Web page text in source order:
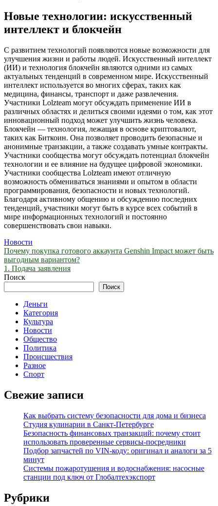
Новые технологии: искусственный
интеллект и блокчейн
С развитием технологий появляются новые возможности для
улучшения жизни и работы людей. Искусственный интеллект
(ИИ) и технология блокчейн являются одними из самых
актуальных тенденций в современном мире. Искусственный
интеллект используется во многих сферах, таких как
медицина, финансы, транспорт и даже развлечения.
Участники Lolzteam могут обсуждать применение ИИ в
различных областях и делиться своими идеями о том, как этот
инновационный подход может улучшить жизнь человека.
Блокчейн — технология, лежащая в основе криптовалют,
таких как Биткоин. Она позволяет проводить безопасные и
анонимные транзакции, а также создавать умные контракты.
Участники сообщества могут обсуждать потенциал блокчейн
технологии и ее влияние на будущее цифровой экономики.
Участники сообщества Lolzteam имеют отличную
возможность обмениваться знаниями и опытом в области
программирования, безопасности и новых технологий.
Благодаря активному общению и обсуждению последних
тенденций, участники могут быть в курсе всех событий в
мире информационных технологий и постоянно
совершенствовать свои навыки.
Новости
Навигация
по
записям
Почему покупка готового аккаунта Genshin Impact может быть
выгодным вариантом?
1. Подача заявления
Поиск
Поиск
Деньги
Категория
Культура
Новости
Общество
Политика
Происшествия
Разное
Спорт
Свежие записи
Как выбрать систему безопасности для дома и бизнеса
Студия кулинарии в Санкт-Петербурге
Безопасность финансовых транзакций: почему стоит
использовать проверенные сервисы-посредники
Подбор запчастей по VIN-коду: оригинал и аналоги за 5
минут
Системы пожаротушения и водоснабжения: насосные
станции под ключ от Глобалтехэкспорт
Рубрики